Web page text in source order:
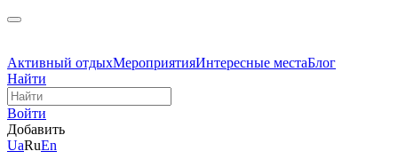
Активный отдыхМероприятияИнтересные местаБлог
Найти
Войти
Добавить
UaRuEn